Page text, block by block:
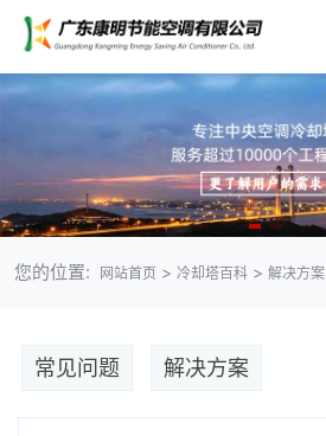
您的位置: 网站首页 > 冷却塔百科> 解决方案
常见问题 解决方案